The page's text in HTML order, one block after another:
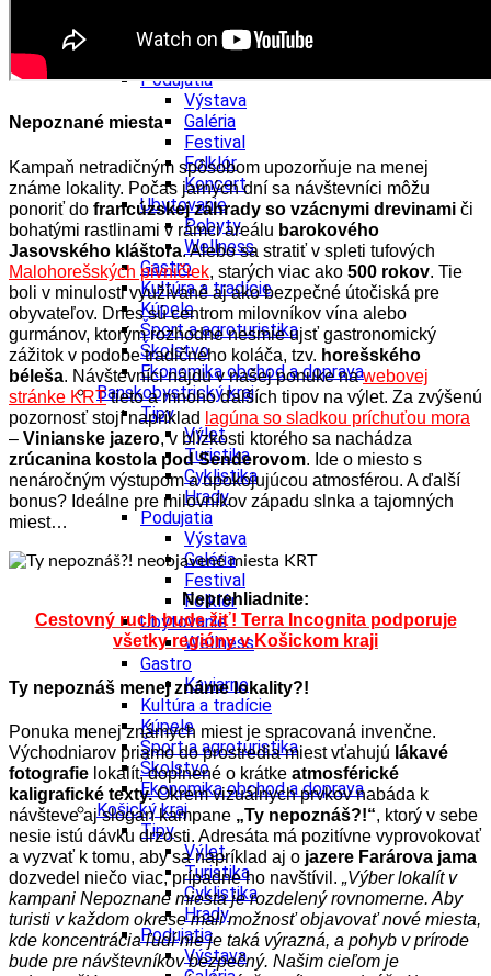
Cyklistika
Podujatia
Výstava
Galéria
Festival
Folklór
Koncert
Ubytovanie
Pobyty
Wellness
Gastro
Kultúra a tradície
Kúpele
Šport a agroturistika
Školstvo
Ekonomika obchod a doprava
Banskobystrický kraj
Tipy
Výlet
Turistika
Cyklistika
Hrady
Podujatia
Výstava
Galéria
Festival
Folklór
Ubytovanie
Wellness
Gastro
Kaviarne
Kultúra a tradície
Kúpele
Šport a agroturistika
Školstvo
Ekonomika obchod a doprava
Košický kraj
Tipy
Výlet
Turistika
Cyklistika
Hrady
Podujatia
Výstava
Nepoznané miesta
Kampaň netradičným spôsobom upozorňuje na menej
známe lokality. Počas jarných dní sa návštevníci môžu
ponoriť do francúzskej záhrady so vzácnymi drevinami či
bohatými rastlinami v rámci areálu barokového
Jasovského kláštora. Alebo sa stratiť v spleti tufových
Malohorešských pivničiek, starých viac ako 500 rokov. Tie
boli v minulosti využívané aj ako bezpečné útočiská pre
obyvateľov. Dnes sú centrom milovníkov vína alebo
gurmánov, ktorým rozhodne nesmie ujsť gastronomický
zážitok v podobe tradičného koláča, tzv. horešského
béleša. Návštevníci nájdu v našej ponuke nawebovej
stránke KRTtieto a mnoho ďalších tipov na výlet. Za zvýšenú
pozornosť stojí napríklad lagúna so sladkou príchuťou mora
– Vinianske jazero, v blízkosti ktorého sa nachádza
zrúcanina kostola pod Senderovom. Ide o miesto s
nenáročným výstupom a upokojujúcou atmosférou. A ďalší
bonus? Ideálne pre milovníkov západu slnka a tajomných
miest…
Neprehliadnite:
Cestovný ruch bude žiť! Terra Incognita podporuje
všetky regióny v Košickom kraji
Ty nepoznáš menej známe lokality?!
Ponuka menej známych miest je spracovaná invenčne.
Východniarov priamo do prostredia miest vťahujú lákavé
fotografie lokalít, doplnené o krátke atmosférické
kaligrafické texty.Okrem vizuálnych prvkov nabáda k
návšteve aj slogan kampane „Ty nepoznáš?!“, ktorý v sebe
nesie istú dávku drzosti. Adresáta má pozitívne vyprovokovať
a vyzvať k tomu, aby sa napríklad aj o jazere Farárova jama
dozvedel niečo viac, prípadne ho navštívil. „Výber lokalít v
kampani Nepoznané miesta je rozdelený rovnomerne. Aby
turisti v každom okrese mali možnosť objavovať nové miesta,
kde koncentrácia ľudí nie je taká výrazná, a pohyb v prírode
bude pre návštevníkov bezpečný. Našim cieľom je